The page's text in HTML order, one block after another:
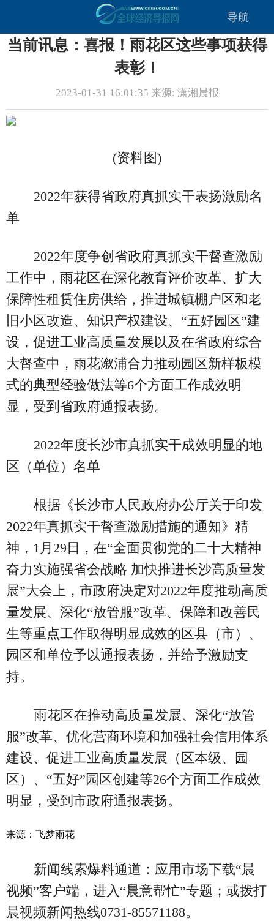
导航
当前讯息：喜报！雨花区这些事项获得
表彰！
2023-01-31 16:01:35 来源: 潇湘晨报
(资料图)
2022年获得省政府真抓实干表扬激励名
单
2022年度争创省政府真抓实干督查激励
工作中，雨花区在深化教育评价改革、扩大
保障性租赁住房供给，推进城镇棚户区和老
旧小区改造、知识产权建设、“五好园区”建
设，促进工业高质量发展以及在省政府综合
大督查中，雨花溆浦合力推动园区新样板模
式的典型经验做法等6个方面工作成效明
显，受到省政府通报表扬。
2022年度长沙市真抓实干成效明显的地
区（单位）名单
根据《长沙市人民政府办公厅关于印发
2022年真抓实干督查激励措施的通知》精
神，1月29日，在“全面贯彻党的二十大精神
奋力实施强省会战略 加快推进长沙高质量发
展”大会上，市政府决定对2022年度推动高质
量发展、深化“放管服”改革、保障和改善民
生等重点工作取得明显成效的区县（市）、
园区和单位予以通报表扬，并给予激励支
持。
雨花区在推动高质量发展、深化“放管
服”改革、优化营商环境和加强社会信用体系
建设、促进工业高质量发展（区本级、园
区）、“五好”园区创建等26个方面工作成效
明显，受到市政府通报表扬。
来源：飞梦雨花
新闻线索爆料通道：应用市场下载“晨
视频”客户端，进入“晨意帮忙”专题；或拨打
晨视频新闻热线0731-85571188。